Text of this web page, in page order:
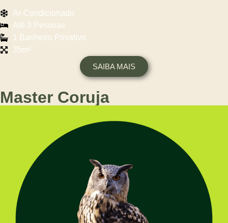
Ar-Condicionado
Até 3 Pessoas
1 Banheiro Privativo
35m²
SAIBA MAIS
Master Coruja